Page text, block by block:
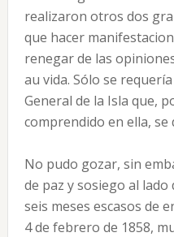
realizaron otros dos
que hacer
renegar de las
au vida. Sólo se
General de la Isla que,
comprendido en ella, se
No pudo gozar, sin
de paz y sosiego al lado
seis meses escasos de
4 de febrero de 1858,